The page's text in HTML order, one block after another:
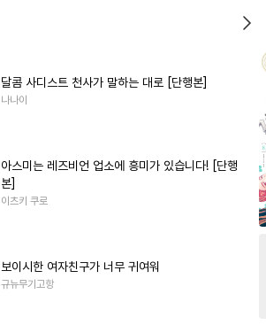
달콤 사디스트 천사가 말하는 대로 [단행본]
나나이
아스미는 레즈비언 업소에 흥미가 있습니다! [단행
본]
이츠키 쿠로
보이시한 여자친구가 너무 귀여워
규뉴무기고항